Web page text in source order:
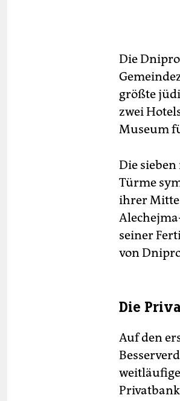
Die
größte
zwei
Museum
Die
Türme
ihrer Mitte
seiner
von
Die
Auf den